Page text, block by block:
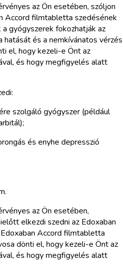
az Ön esetében, szóljon
Accord filmtabletta szedésének
gyógyszerek fokozhatják az
és a nemkívánatos vérzés
el, hogy kezeli-e Önt az
és hogy megfigyelés alatt
szolgáló gyógyszer (például
és enyhe depresszió
az Ön esetében,
elkezdi szedni az Edoxaban
Accord filmtabletta
dönti el, hogy kezeli-e Önt az
és hogy megfigyelés alatt